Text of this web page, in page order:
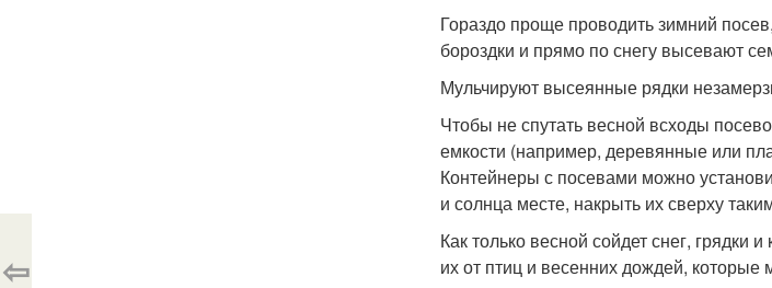
Гораздо проще проводить зимний
бороздки и прямо по снегу высевают
Мульчируют высеянные рядки
Чтобы не спутать весной всходы
емкости (например, деревянные или
Контейнеры с посевами можно
и солнца месте, накрыть их сверху
Как только весной сойдет снег,
их от птиц и весенних дождей, которые
⇦